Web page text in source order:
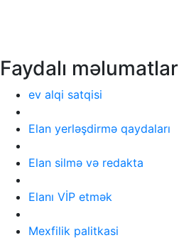
Faydalı məlumatlar
ev alqi satqisi
Elan yerləşdirmə qaydaları
Elan silmə və redakta
Elanı VİP etmək
Mexfilik palitkasi